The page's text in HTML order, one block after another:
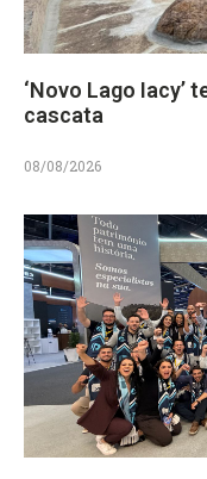
‘Novo Lago Iacy’
cascata
08/08/2026